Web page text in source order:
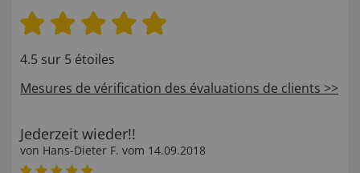
4.5 sur 5 étoiles
Mesures de vérification des évaluations de clients >>
Jederzeit wieder!!
von Hans-Dieter F. vom 14.09.2018